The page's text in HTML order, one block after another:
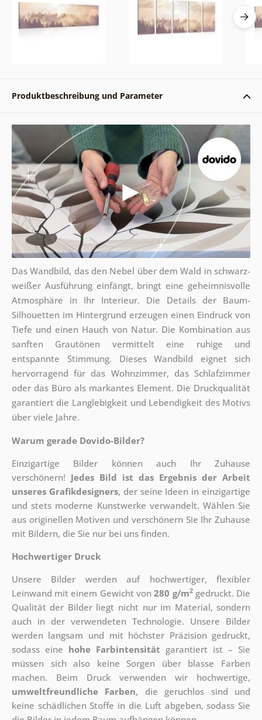
Produktbeschreibung und Parameter
Das Wandbild, das den Nebel über dem Wald in schwarz-
weißer Ausführung einfängt, bringt eine geheimnisvolle
Atmosphäre in Ihr Interieur. Die Details der Baum-
Silhouetten im Hintergrund erzeugen einen Eindruck von
Tiefe und einen Hauch von Natur. Die Kombination aus
sanften Grautönen vermittelt eine ruhige und
entspannte Stimmung. Dieses Wandbild eignet sich
hervorragend für das Wohnzimmer, das Schlafzimmer
oder das Büro als markantes Element. Die Druckqualität
garantiert die Langlebigkeit und Lebendigkeit des Motivs
über viele Jahre.
Warum gerade Dovido-Bilder?
Einzigartige Bilder können auch Ihr Zuhause
verschönern! Jedes Bild ist das Ergebnis der Arbeit
unseres Grafikdesigners, der seine Ideen in einzigartige
und stets moderne Kunstwerke verwandelt. Wählen Sie
aus originellen Motiven und verschönern Sie Ihr Zuhause
mit Bildern, die Sie nur bei uns finden.
Hochwertiger Druck
Unsere Bilder werden auf hochwertiger, flexibler
Leinwand mit einem Gewicht von280 g/m2gedruckt. Die
Qualität der Bilder liegt nicht nur im Material, sondern
auch in der verwendeten Technologie. Unsere Bilder
werden langsam und mit höchster Präzision gedruckt,
sodass eine hohe Farbintensität garantiert ist – Sie
müssen sich also keine Sorgen über blasse Farben
machen. Beim Druck verwenden wir hochwertige,
umweltfreundliche Farben, die geruchlos sind und
keine schädlichen Stoffe in die Luft abgeben, sodass Sie